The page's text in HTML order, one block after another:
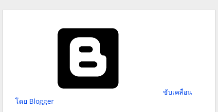
ขับเคลื่อน
โดย Blogger